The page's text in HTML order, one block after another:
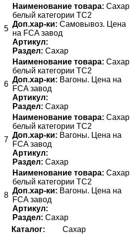
5
Наименование товара: Сахар
белый категории ТС2
Доп.хар-ки: Самовывоз. Цена
на FCA завод
Артикул:
Раздел: Сахар
6
Наименование товара: Сахар
белый категории ТС2
Доп.хар-ки: Вагоны. Цена на
FCA завод
Артикул:
Раздел: Сахар
7
Наименование товара: Сахар
белый категории ТС2
Доп.хар-ки: Вагоны. Цена на
FCA завод
Артикул:
Раздел: Сахар
8
Наименование товара: Сахар
белый категории ТС2
Доп.хар-ки: Вагоны. Цена на
FCA завод
Артикул:
Раздел: Сахар
Каталог:
Сахар